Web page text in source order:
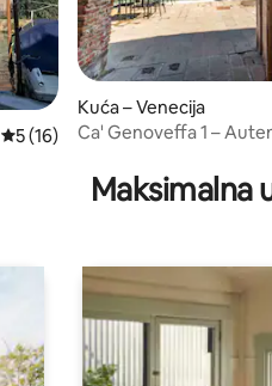
Prosječna ocjena: 5/5, recenzija:
5 (16)
Kuća – Venecija
Ca' Genoveffa 1 –
Maksimalna